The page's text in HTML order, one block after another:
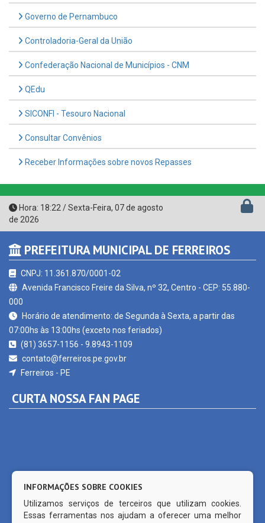
Controladoria-Geral da União
Confederação Nacional de Municípios - CNM
QEdu
SICONFI - Tesouro Nacional
Consultar Convênios
Receber Informações sobre novos Repasses
Hora:18:22/Sexta-Feira,07 de agosto
de 2026
PREFEITURA MUNICIPAL DE FERREIROS
CNPJ: 11.361.870/0001-02
000
Horário de atendimento: de Segunda à Sexta, a partir das
07:00hs às 13:00hs (exceto nos feriados)
(81) 3657-1156 - 9.8943-1109
contato@ferreiros.pe.gov.br
Ferreiros - PE
CURTA NOSSA FAN PAGE
INFORMAÇÕES SOBRE COOKIES
Utilizamos serviços de terceiros que utilizam cookies.
Essas ferramentas nos ajudam a oferecer uma melhor